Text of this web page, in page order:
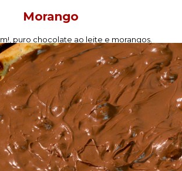
Morango
puro chocolate ao leite e morangos.
PEÇA AGORA!